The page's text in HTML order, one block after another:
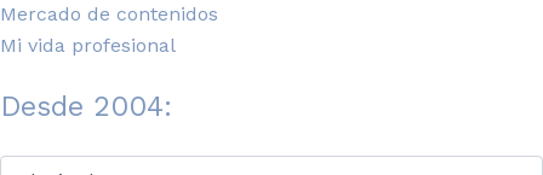
Mercado de contenidos
Mi vida profesional
Desde 2004: